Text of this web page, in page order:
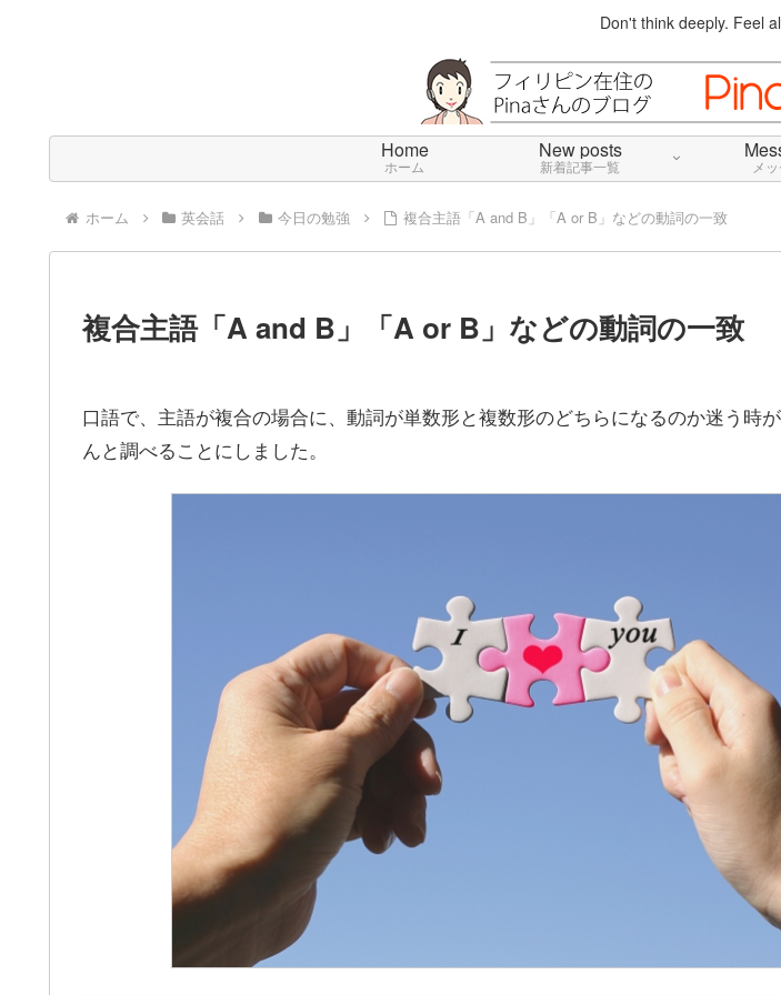
Don't think deeply. Feel
Home
ホーム
New posts
新着記事一覧 メ
ホーム 英会話 今日の勉強 複合主語「A and B」「A or B」などの動詞の一致
複合主語「A and B」「A or B」などの動詞の一致
口語で、主語が複合の場合に、動詞が単数形と複数形のどちらになるのか迷う時
んと調べることにしました。